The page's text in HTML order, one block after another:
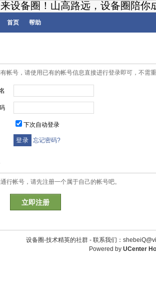
设备圈！山高路远，设备圈陪你
首页 帮助
帐号，请使用已有的帐号信息直接进行登录即可，不需
下次自动登录
忘记密码?
行帐号，请先注册一个属于自己的帐号吧。
立即注册
设备圈-技术精英的社群 - 联系我们：
Powered by UCenter